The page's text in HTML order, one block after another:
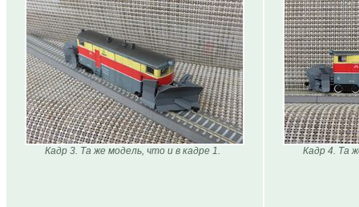
Кадр 3. Та же модель, что и в кадре 1. Кадр 4. Та